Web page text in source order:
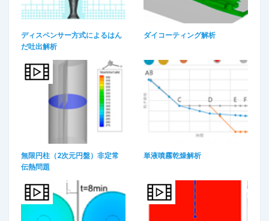
ディスペンサー方式によるはん
だ吐出解析
ダイコーティング解析
無限円柱（2次元円盤）非定常
伝熱問題
単液噴霧乾燥解析